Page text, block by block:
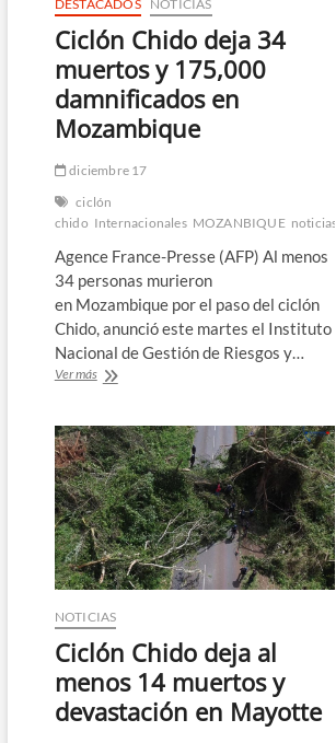
DESTACADOS NOTICIAS
Ciclón Chido deja 34
muertos y 175,000
damnificados en
Mozambique
diciembre 17
ciclón
chido Internacionales MOZANBIQUE noticias
Agence France-Presse (AFP) Al menos
34 personas murieron
en Mozambique por el paso del ciclón
Chido, anunció este martes el Instituto
Nacional de Gestión de Riesgos y…
Ver másCiclón
34
muertos
y
175,000
damnificados
en
Mozambique
NOTICIAS
Ciclón Chido deja al
menos 14 muertos y
devastación en Mayotte